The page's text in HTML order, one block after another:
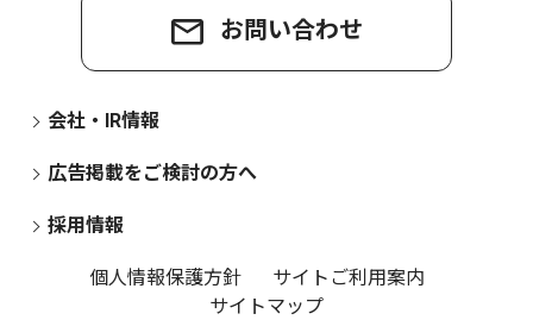
お問い合わせ
会社・IR情報
広告掲載をご検討の方へ
採用情報
個人情報保護方針
サイトご利用案内
サイトマップ